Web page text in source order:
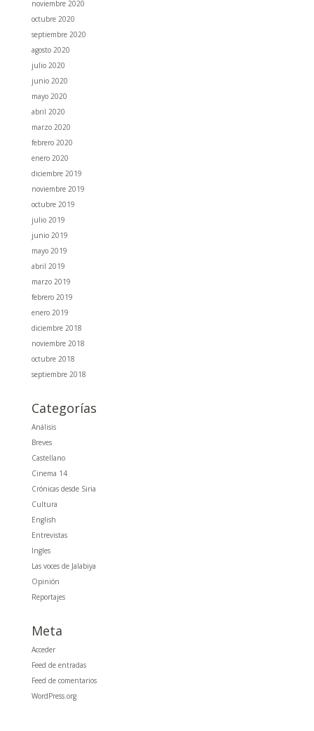
noviembre 2020
octubre 2020
septiembre 2020
agosto 2020
julio 2020
junio 2020
mayo 2020
abril 2020
marzo 2020
febrero 2020
enero 2020
diciembre 2019
noviembre 2019
octubre 2019
julio 2019
junio 2019
mayo 2019
abril 2019
marzo 2019
febrero 2019
enero 2019
diciembre 2018
noviembre 2018
octubre 2018
septiembre 2018
Categorías
Análisis
Breves
Castellano
Cinema 14
Crónicas desde Siria
Cultura
English
Entrevistas
Ingles
Las voces de Jalabiya
Opinión
Reportajes
Meta
Acceder
Feed de entradas
Feed de comentarios
WordPress.org